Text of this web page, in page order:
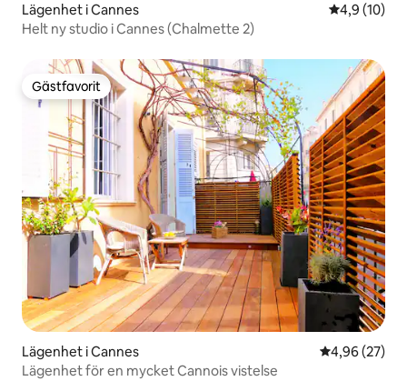
Lägenhet i Cannes 4,9 av 5 i
4,9 (10)
Helt ny studio i Cannes (Chalmette 2)
Gästfavorit
Gästfavorit
Lägenhet i Cannes 4,96 av 5 i
4,96 (27)
Lägenhet för en mycket Cannois vistelse